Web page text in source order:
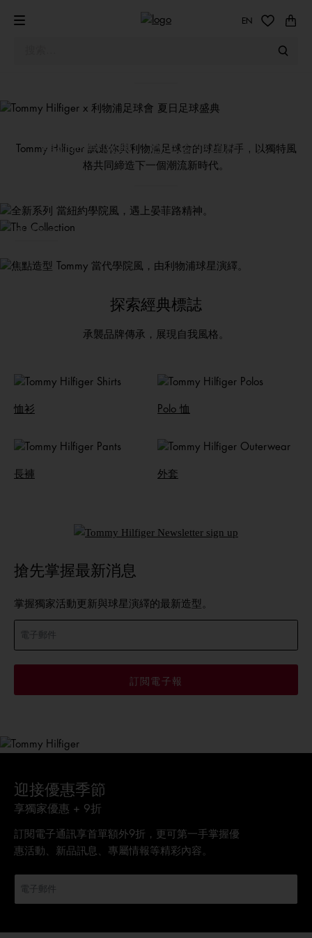
EN
Tommy Hilfiger x 利物浦足球會
Tommy Hilfiger 誠邀你與利物浦足球會的球星聯手，以獨特風
格共同締造下一個潮流新時代。
當紐約學院風，遇上晏菲路精神。
選購新品
探索經典標誌
承襲品牌傳承，展現自我風格。
恤衫 Polo 恤
長褲 外套
搶先掌握最新消息
掌握獨家活動更新與球星演繹的最新造型。
訂閲電子報
迎接優惠季節
享獨家優惠 + 9折
訂閱電子通訊享首單額外9折，更可第一手掌握優
惠活動、新品訊息、專屬情報等精彩內容。